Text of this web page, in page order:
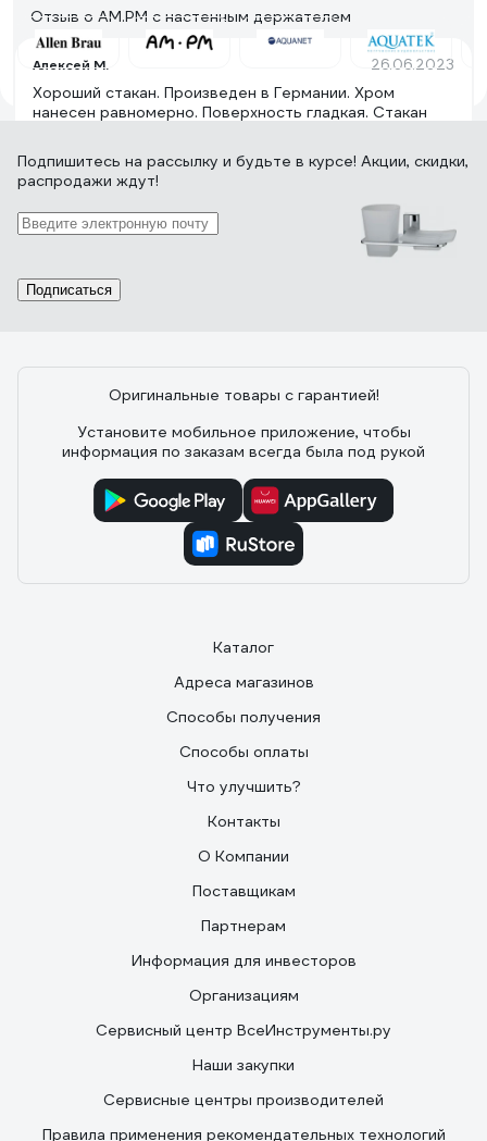
Отзыв о AM.PM с настенным держателем
Алексей М. 26.06.2023
Хороший стакан. Произведен в Германии. Хром
нанесен равномерно. Поверхность гладкая. Стакан
Очень удобная и стильная штучка. Упакована была
очень надежно.
Подпишитесь на рассылку и будьте в курсе! Акции, скидки,
распродажи ждут!
Подписаться
Оригинальные товары с гарантией!
Установите мобильное приложение, чтобы
информация по заказам всегда была под рукой
Каталог
Адреса магазинов
Способы получения
Способы оплаты
Что улучшить?
Контакты
О Компании
Поставщикам
Партнерам
Информация для инвесторов
Организациям
Сервисный центр ВсеИнструменты.ру
Наши закупки
Сервисные центры производителей
Правила применения рекомендательных технологий